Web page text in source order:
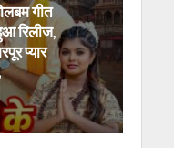
गीत
रिलीज,
प्यार